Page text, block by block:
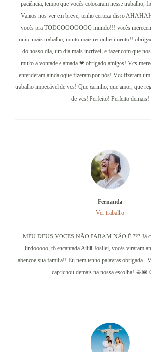
paciência, tempo que vocês colocaram nesse trabalho,
Vamos nos ver em breve, tenho certeza disso
vocês pra TODOOOOOOOO mundo!!! vocês
muito mais trabalho, muito mais reconhecimento!!
do nosso dia, um dia mais incrível, e fazer com que
muito a vontade e amada ❤ obrigado amigos! Vcs
entenderam ainda oque fizeram por nós! Vcs fizeram
trabalho impecável de vcs! Que carinho, que amor, que
de vcs! Perfeito! Perfeito demais!
MEU DEUS VOCES NÃO PARAM NÃO É ??? Já
lindooooo, tô encantada Aiiiii Josilei, vocês viraram
abençoe sua família!! Eu nem tenho palavras obrigada .
caprichou demais na nossa escolha! 🙏🏾
Fernanda
Ver trabalho